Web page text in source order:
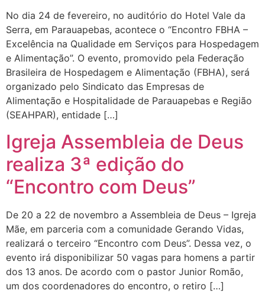
No dia 24 de fevereiro, no auditório do Hotel Vale da
Serra, em Parauapebas, acontece o “Encontro FBHA –
Excelência na Qualidade em Serviços para Hospedagem
e Alimentação”. O evento, promovido pela Federação
Brasileira de Hospedagem e Alimentação (FBHA), será
organizado pelo Sindicato das Empresas de
Alimentação e Hospitalidade de Parauapebas e Região
(SEAHPAR), entidade […]
Igreja Assembleia de Deus
realiza 3ª edição do
“Encontro com Deus”
De 20 a 22 de novembro a Assembleia de Deus – Igreja
Mãe, em parceria com a comunidade Gerando Vidas,
realizará o terceiro “Encontro com Deus”. Dessa vez, o
evento irá disponibilizar 50 vagas para homens a partir
dos 13 anos. De acordo com o pastor Junior Romão,
um dos coordenadores do encontro, o retiro […]